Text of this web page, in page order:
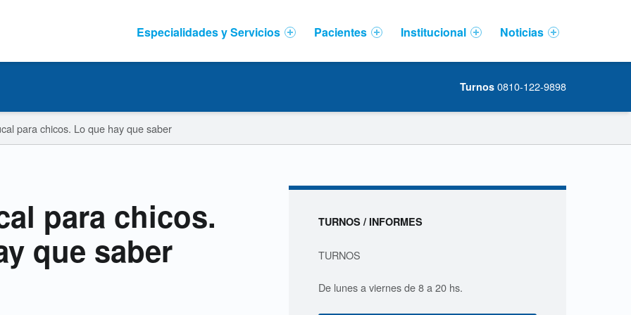
Especialidades y Servicios Pacientes Institucional Noticias
Turnos 0810-122-9898
para chicos. Lo que hay que saber
para chicos.
que saber
Sidebar
TURNOS / INFORMES
TURNOS
De lunes a viernes de 8 a 20 hs.